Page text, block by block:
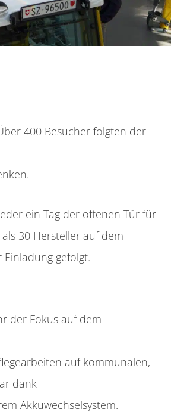
400 Besucher folgten der
ein Tag der offenen Tür für
30 Hersteller auf dem
gefolgt.
der Fokus auf dem
auf kommunalen,
dank
Akkuwechselsystem.